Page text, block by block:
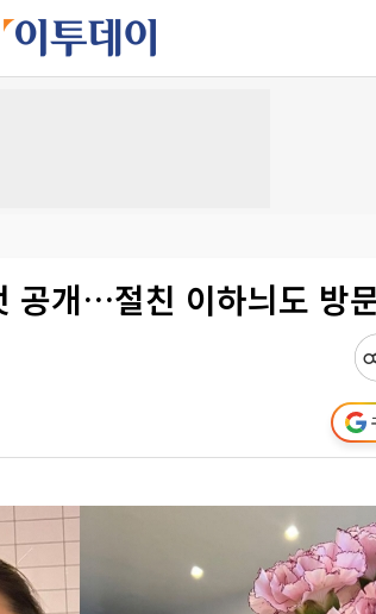
공개…절친 이하늬도 방